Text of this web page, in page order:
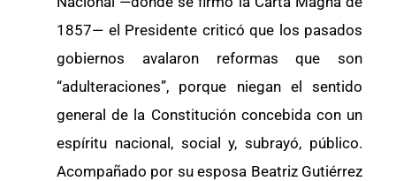
1857— el Presidente criticó que los pasados
gobiernos avalaron reformas que son
“adulteraciones”, porque niegan el sentido
general de la Constitución concebida con un
espíritu nacional, social y, subrayó, público.
Acompañado por su esposa Beatriz Gutiérrez